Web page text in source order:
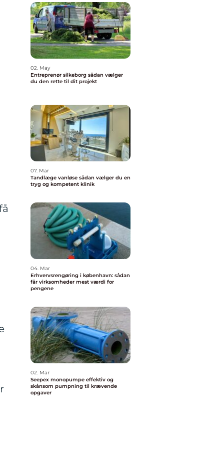
02. May
Entreprenør silkeborg sådan vælger
du den rette til dit projekt
07. Mar
Tandlæge vanløse sådan vælger du en
tryg og kompetent klinik
04. Mar
Erhvervsrengøring i københavn: sådan
får virksomheder mest værdi for
pengene
02. Mar
Seepex monopumpe effektiv og
skånsom pumpning til krævende
opgaver